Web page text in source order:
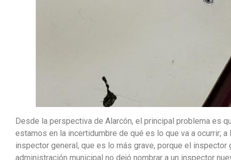
Desde la perspectiva de Alarcón, el principal problema es
estamos en la incertidumbre de qué es lo que va a ocurrir;
inspector general, que es lo más grave, porque el
administración municipal no dejó nombrar a un inspector